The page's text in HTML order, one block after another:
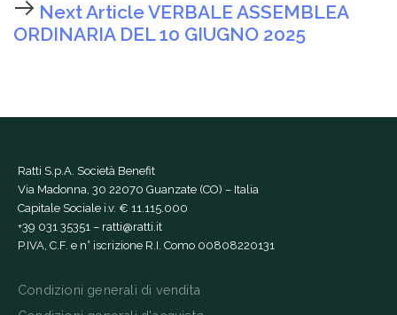
Next ArticleVERBALE ASSEMBLEA
ORDINARIA DEL 10 GIUGNO 2025
Ratti S.p.A. Società Benefit
Via Madonna, 30 22070 Guanzate (CO) – Italia
Capitale Sociale i.v. € 11.115.000
+39 031 35351 – ratti@ratti.it
P.IVA, C.F. e n° iscrizione R.I. Como 00808220131
Condizioni generali di vendita